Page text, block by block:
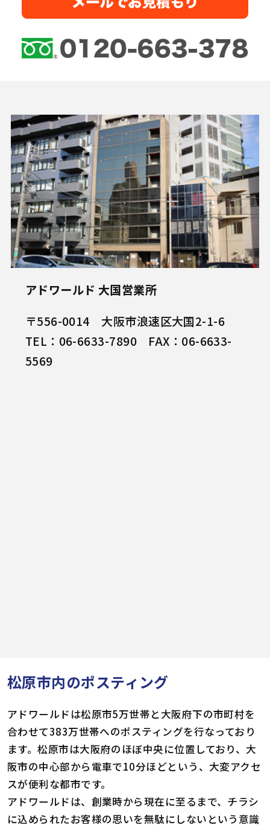
アドワールド 大国営業所
〒556-0014 大阪市浪速区大国2-1-6
TEL：06-6633-7890 FAX：06-6633-
5569
松原市内のポスティング
アドワールドは松原市5万世帯と大阪府下の市町村を
合わせて383万世帯へのポスティングを行なっており
ます。松原市は大阪府のほぼ中央に位置しており、大
阪市の中心部から電車で10分ほどという、大変アクセ
スが便利な都市です。
アドワールドは、創業時から現在に至るまで、チラシ
に込められたお客様の思いを無駄にしないという意識